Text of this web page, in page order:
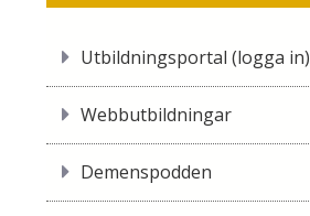
Utbildningsportal (logga in)
Webbutbildningar
Demenspodden